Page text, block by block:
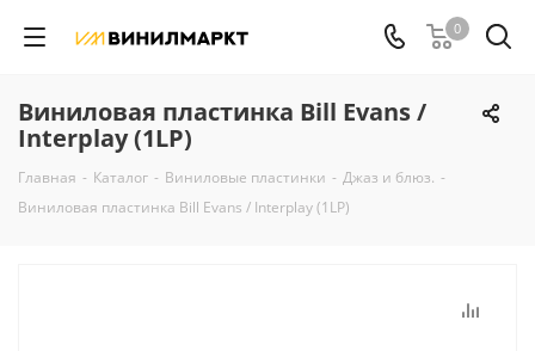
0
Виниловая пластинка Bill Evans /
Interplay (1LP)
Главная - Каталог - Виниловые пластинки - Джаз и блюз. -
Виниловая пластинка Bill Evans / Interplay (1LP)